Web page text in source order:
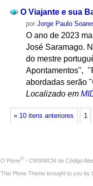
O Viajante e sua
porJorge Paulo
O ano de 2023
José Saramago.
do mestre
Apontamentos",
abordadas serão
Localizado em
« 10 itens anteriores 1
O Plone® - CMS/WCM de Código
This Plone Theme brought to you by